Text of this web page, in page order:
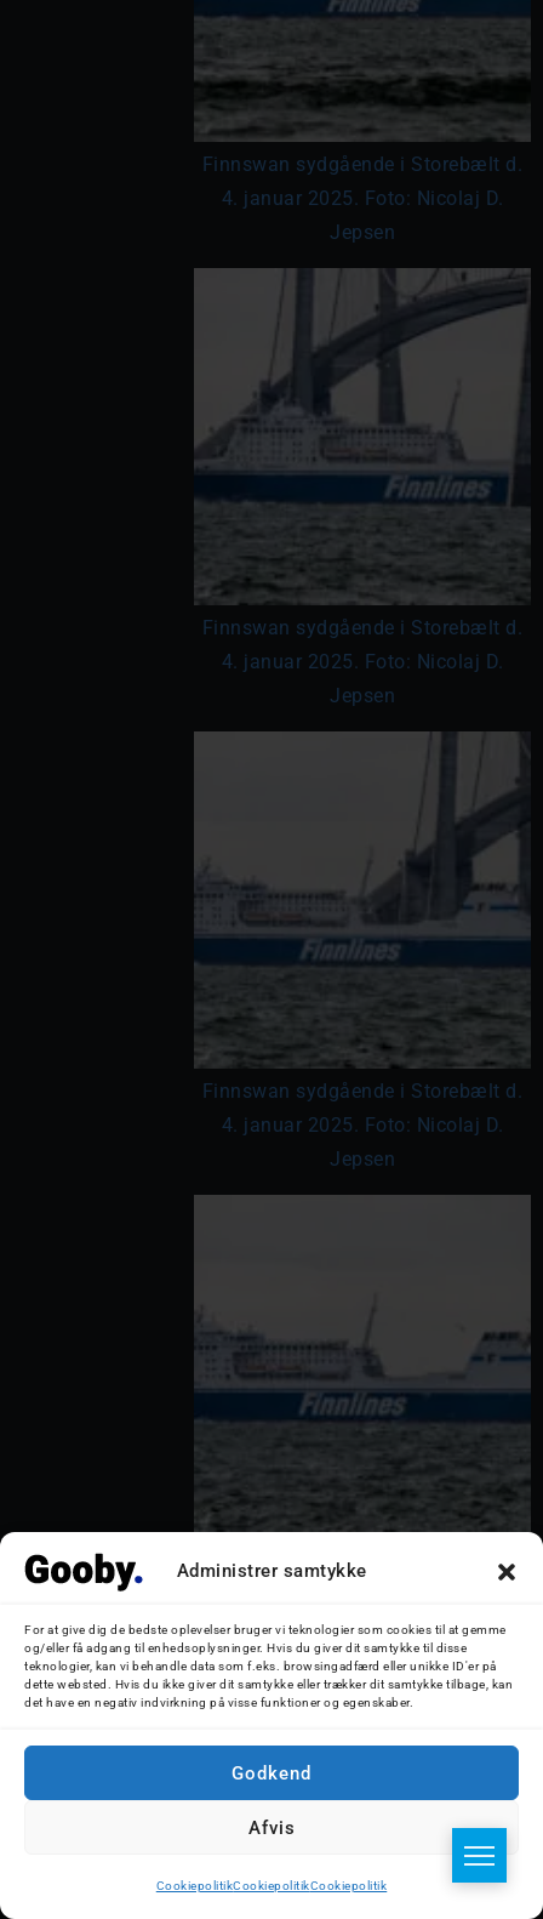
Administrer samtykke
For at give dig de bedste oplevelser bruger vi teknologier som cookies til at gemme
og/eller få adgang til enhedsoplysninger. Hvis du giver dit samtykke til disse
teknologier, kan vi behandle data som f.eks. browsingadfærd eller unikke ID'er på
dette websted. Hvis du ikke giver dit samtykke eller trækker dit samtykke tilbage, kan
det have en negativ indvirkning på visse funktioner og egenskaber.
Godkend
Afvis
CookiepolitikCookiepolitikCookiepolitik
Finnswan sydgående i Storebælt d.
4. januar 2025. Foto: Nicolaj D.
Jepsen
Finnswan sydgående i Storebælt d.
4. januar 2025. Foto: Nicolaj D.
Jepsen
Finnswan sydgående i Storebælt d.
4. januar 2025. Foto: Nicolaj D.
Jepsen
Jepsen